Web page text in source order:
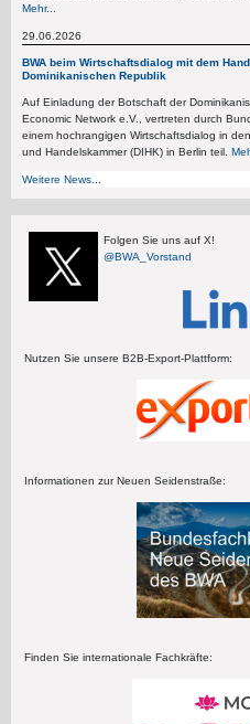
Mehr...
29.06.2026
BWA beim Wirtschaftsdialog mit dem
Dominikanischen Republik
Auf Einladung der Botschaft der
Economic Network e.V., vertreten durch
einem hochrangigen Wirtschaftsdialog in
und Handelskammer (DIHK) in Berlin teil.
Weitere News...
Folgen Sie uns auf X!
@BWA_Vorstand
Nutzen Sie unsere B2B-Export-Plattform:
Informationen zur Neuen Seidenstraße:
Finden Sie internationale Fachkräfte: